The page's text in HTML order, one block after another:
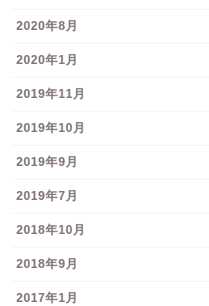
2020年8月
2020年1月
2019年11月
2019年10月
2019年9月
2019年7月
2018年10月
2018年9月
2017年1月